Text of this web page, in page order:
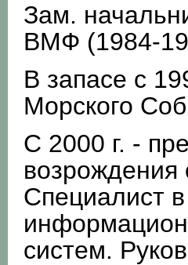
Зам.
ВМФ (1984-
В запасе с
Морского
С 2000 г. -
возрождения
Специалист
систем.